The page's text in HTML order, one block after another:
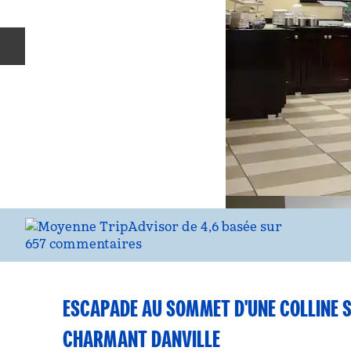
ESCAPADE AU SOMMET D'UNE COLLINE
CHARMANT DANVILLE